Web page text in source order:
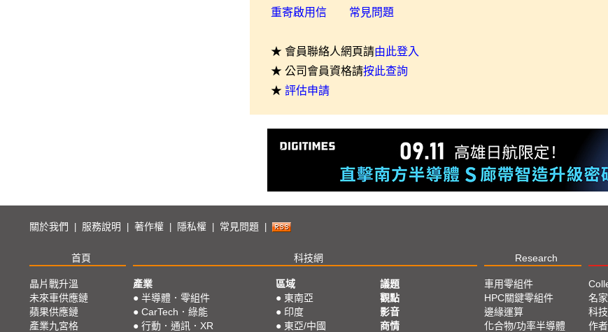
重寄啟用信 常見問題
★ 會員聯絡人網頁請由此登入
★ 公司會員資格請按此查詢
★ 評估申請
關於我們 服務說明 著作權 隱私權 常見問題
首頁 科技網 Research
晶片戰升溫
未來車供應鏈
蘋果供應鏈
產業九宮格
產業
● 半導體．零組件
● CarTech．綠能
● 行動．通訊．XR
區域
● 東南亞
● 印度
● 東亞/中國
議題
觀點
影音
商情
車用零組件
HPC關鍵零組件
邊緣運算
化合物/功率半導體
名
科
作